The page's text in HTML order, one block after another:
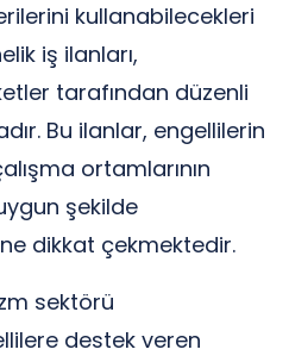
kullanabilecekleri
iş ilanları,
tarafından düzenli
Bu ilanlar, engellilerin
ortamlarının
şekilde
dikkat çekmektedir.
sektörü
destek veren